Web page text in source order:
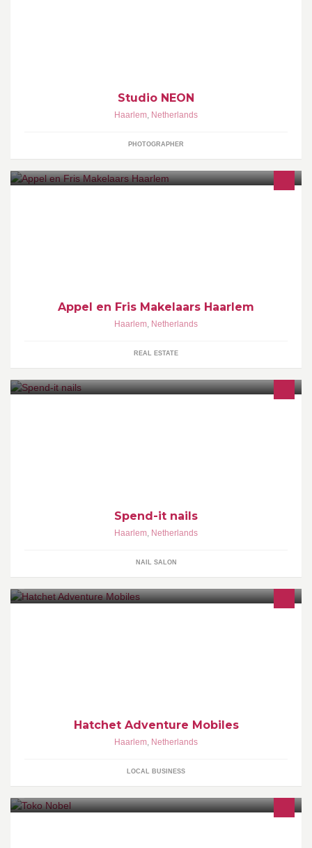
Studio NEON
Haarlem, Netherlands
PHOTOGRAPHER
Appel en Fris Makelaars Haarlem
Haarlem, Netherlands
REAL ESTATE
Spend-it nails
Haarlem, Netherlands
NAIL SALON
Hatchet Adventure Mobiles
Haarlem, Netherlands
LOCAL BUSINESS